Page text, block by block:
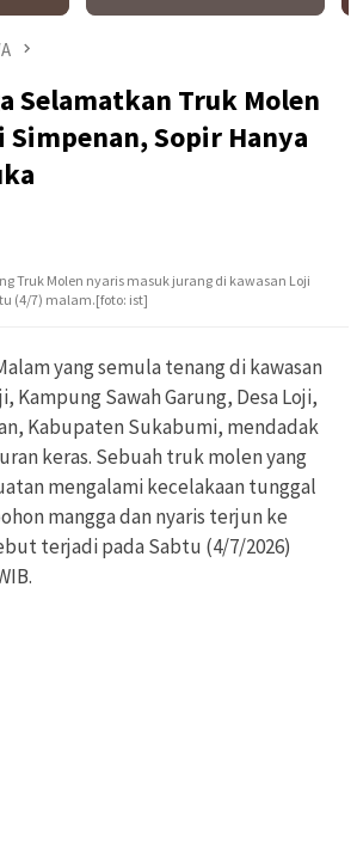
Selamatkan Truk Molen
Sopir Hanya
Truk Molen nyaris masuk jurang di kawasan Loji
(4/7) malam.[foto: ist]
yang semula tenang di kawasan
Kampung Sawah Garung, Desa Loji,
Kabupaten Sukabumi, mendadak
keras. Sebuah truk molen yang
mengalami kecelakaan tunggal
mangga dan nyaris terjun ke
terjadi pada Sabtu (4/7/2026)